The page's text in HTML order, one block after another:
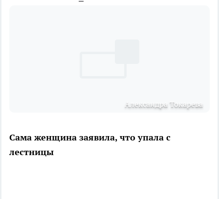
Александра Токарева
Сама женщина заявила, что упала с
лестницы